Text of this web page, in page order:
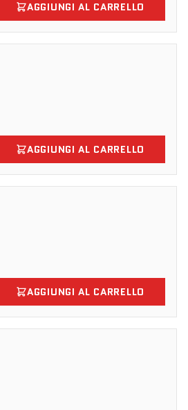
AGGIUNGI AL CARRELLO
AGGIUNGI AL CARRELLO
AGGIUNGI AL CARRELLO